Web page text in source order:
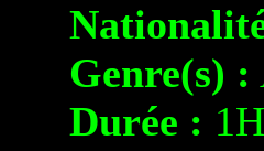
Genre(s) :
Durée :